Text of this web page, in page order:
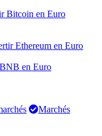
Bitcoin en Euro
Ethereum en Euro
en Euro
Marchés